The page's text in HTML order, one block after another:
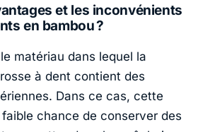
et les inconvénients
en bambou ?
matériau dans lequel la
à dent contient des
Dans ce cas, cette
chance de conserver des